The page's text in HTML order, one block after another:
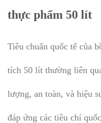
thực phẩm 50 lít
Tiêu chuẩn quốc tế của
tích 50 lít thường liên
lượng, an toàn, và hiệu
đáp ứng các tiêu chí